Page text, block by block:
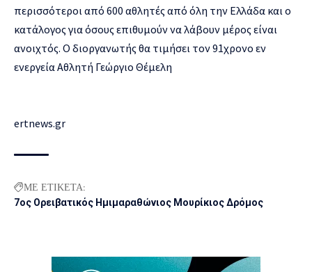
περισσότεροι από 600 αθλητές από όλη την Ελλάδα και ο
κατάλογος για όσους επιθυμούν να λάβουν μέρος είναι
ανοιχτός. Ο διοργανωτής θα τιμήσει τον 91χρονο εν
ενεργεία Αθλητή Γεώργιο Θέμελη
ertnews.gr
ΜΕ ΕΤΙΚΕΤΑ:
7ος Ορειβατικός Ημιμαραθώνιος Μουρίκιος Δρόμος